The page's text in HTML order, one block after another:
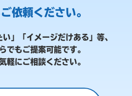
依頼ください。
い」「イメージだけある」等、
でもご提案可能です。
軽にご相談ください。